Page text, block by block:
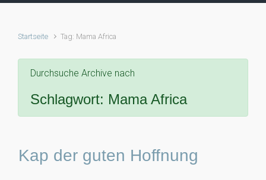
Startseite Tag: Mama Africa
Durchsuche Archive nach
Schlagwort: Mama Africa
Kap der guten Hoffnung